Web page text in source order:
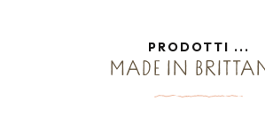
PRODOTTI ...
MADE IN